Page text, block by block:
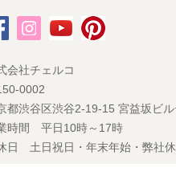
会社チェルコ
0002
都渋谷区渋谷2-19-15 宮益坂ビ
時間 平日10時～17時
日 土日祝日・年末年始・弊社